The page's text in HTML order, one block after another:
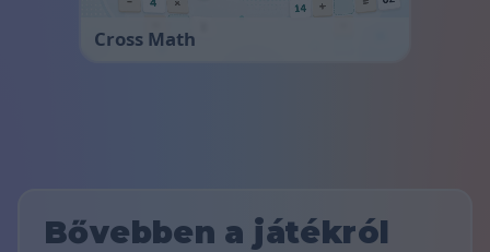
Cross Math
Bővebben a játékról